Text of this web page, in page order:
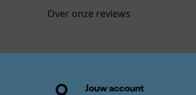
Over onze reviews
Jouw account